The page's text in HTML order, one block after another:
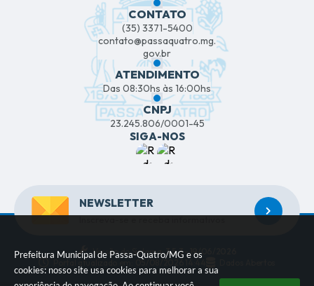
Prefeitura Municipal de Passa-Quatro/MG e os
cookies: nosso site usa cookies para melhorar a sua
NEWSLETTER
Inscreva-se e receba informativos
CONTATO
(35) 3371-5400
contato@passaquatro.mg.
gov.br
ATENDIMENTO
Das 08:30hs às 16:00hs
CNPJ
23.245.806/0001-45
SIGA-NOS
Versão do Sistema: 3.5.3 - 19/06/2026
Portal atualizado em:
05/08/2026 14:44